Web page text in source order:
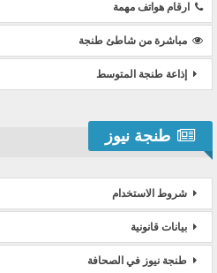
ارقام هواتف مهمة
مباشرة من شاطئ طنجة
إذاعة طنجة المتوسط
طنجة نيوز
شروط الاستخدام
بيانات قانونية
طنجة نيوز في الصحافة